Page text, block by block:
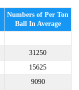
Numbers of Per Ton
Ball In Average
31250
15625
9090